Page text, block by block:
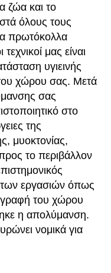
ζώα και το
όλους τους
πρωτόκολλα
μας είναι
υγιεινής
χώρου σας. Μετά
σας
στο
της
μυοκτονίας,
προς το περιβάλλον
των εργασιών όπως
του χώρου
η απολύμανση.
νομικά για